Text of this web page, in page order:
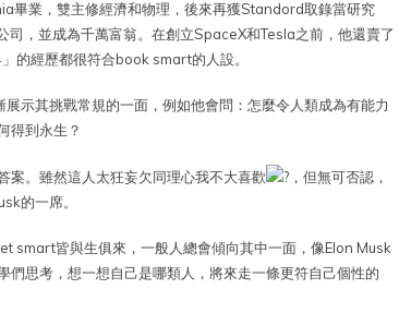
畢業，雙主修經濟和物理，後來再獲Standord取錄當研究
，並成為千萬富翁。在創立SpaceX和Tesla之前，他還賣了
的經歷都很符合book smart的人設。
示其挑戰常規的一面，例如他會問：怎麼令人類成為有能力
得到永生？
案。雖然這人太狂妄欠同理心我不大喜歡
，但無可否認，
的一席。
smart皆與生俱來，一般人總會傾向其中一面，像Elon Musk
思考，想一想自己是哪類人，將來走一條更符自己個性的